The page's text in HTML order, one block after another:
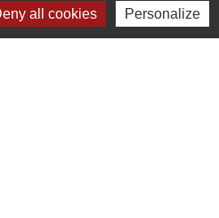
all cookies Personalize